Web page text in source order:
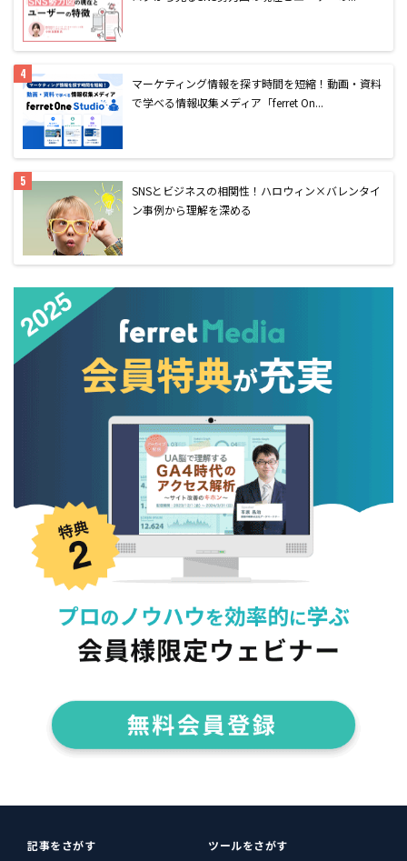
マーケティング情報を探す時間を短縮！動画・資料
で学べる情報収集メディア「ferret On...
SNSとビジネスの相関性！ハロウィン×バレンタイ
ン事例から理解を深める
記事をさがす
ツールをさがす